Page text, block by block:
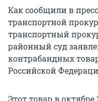
Как сообщили в
транспортной
транспортный
районный суд
контрабандных
Российской
Этот товар в октябре